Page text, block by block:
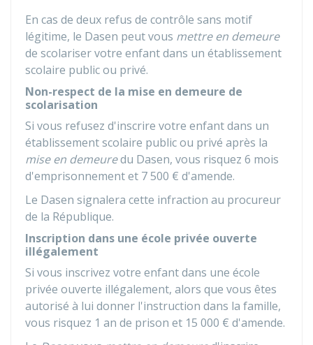
En cas de deux refus de contrôle sans motif
légitime, le Dasen peut vous mettre en demeure
de scolariser votre enfant dans un établissement
scolaire public ou privé.
Non-respect de la mise en demeure de
scolarisation
Si vous refusez d'inscrire votre enfant dans un
établissement scolaire public ou privé après la
mise en demeuredu Dasen, vous risquez 6 mois
d'emprisonnement et 7 500 € d'amende.
Le Dasen signalera cette infraction au procureur
de la République.
Inscription dans une école privée ouverte
illégalement
Si vous inscrivez votre enfant dans une école
privée ouverte illégalement, alors que vous êtes
autorisé à lui donner l'instruction dans la famille,
vous risquez 1 an de prison et 15 000 € d'amende.